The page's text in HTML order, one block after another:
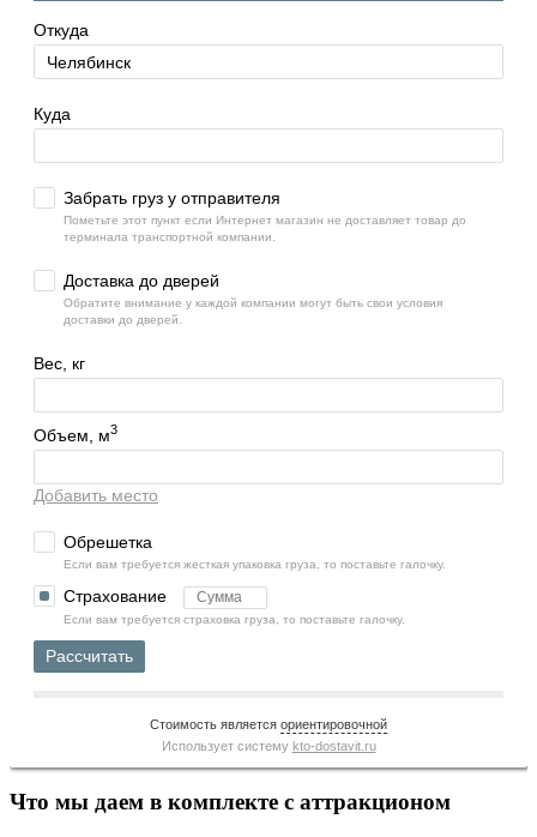
Откуда
Куда
Забрать груз у отправителя
Пометьте этот пункт если Интернет магазин не доставляет товар до
терминала транспортной компании.
Доставка до дверей
Обратите внимание у каждой компании могут быть свои условия
доставки до дверей.
Вес, кг
Объем, м3
Добавить место
Обрешетка
Если вам требуется жесткая упаковка груза, то поставьте галочку.
Страхование
Если вам требуется страховка груза, то поставьте галочку.
Рассчитать
Стоимость является ориентировочной
Использует систему kto-dostavit.ru
Что мы даем в комплекте с аттракционом